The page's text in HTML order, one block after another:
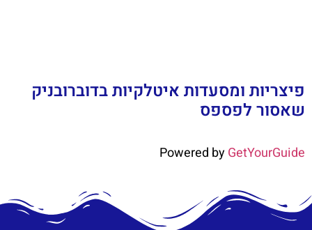
פיצריות ומסעדות איטלקיות בדוברובניק
שאסור לפספס
Powered byGetYourGuide